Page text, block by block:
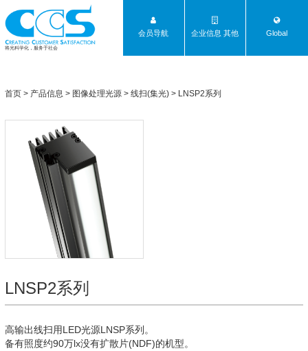
将光科学化，服务于社会
会员导航 企业信息 其他 Global
首页 > 产品信息 > 图像处理光源 > 线扫(集光) > LNSP2系列
LNSP2系列
高输出线扫用LED光源LNSP系列。
备有照度约90万lx没有扩散片(NDF)的机型。